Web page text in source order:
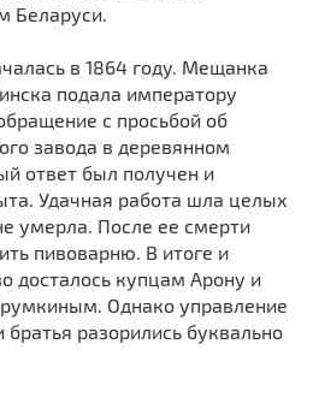
Беларуси.
в 1864 году. Мещанка
подала императору
с просьбой об
завода в деревянном
ответ был получен и
Удачная работа шла целых
умерла. После ее смерти
пивоварню. В итоге и
досталось купцам Арону и
Однако управление
разорились буквально